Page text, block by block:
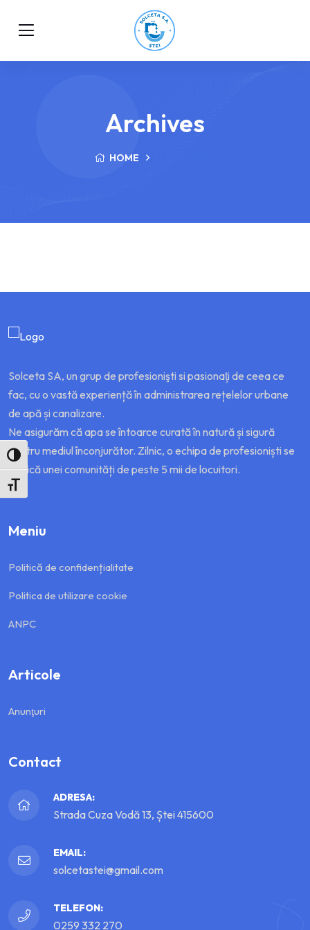
Toggle High Contrast
Toggle Font Size
Archives
HOME
Solceta SA, un grup de profesionişti si pasionaţi de ceea ce
fac, cu o vastă experiență în administrarea rețelelor urbane
de apă și canalizare.
Ne asigurăm că apa se întoarce curată în natură și sigură
pentru mediul înconjurător. Zilnic, o echipa de profesioniști se
dedică unei comunități de peste 5 mii de locuitori.
Meniu
Politică de confidențialitate
Politica de utilizare cookie
ANPC
Articole
Anunţuri
Contact
ADRESA:
Strada Cuza Vodă 13, Ștei 415600
EMAIL:
solcetastei@gmail.com
TELEFON:
0259 332 270